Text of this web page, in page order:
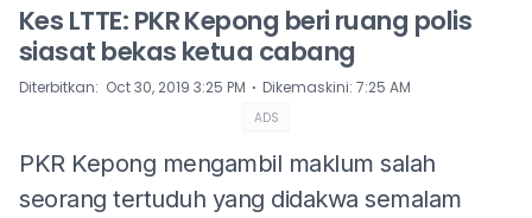
Kes LTTE: PKR Kepong beri ruang polis
siasat bekas ketua cabang
Diterbitkan: Oct 30, 2019 3:25 PM ⋅ Dikemaskini: 7:25 AM
ADS
PKR Kepong mengambil maklum salah
seorang tertuduh yang didakwa semalam